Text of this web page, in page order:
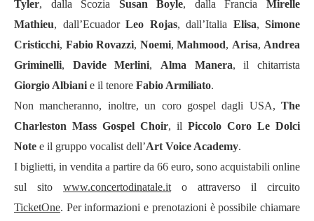
Tyler, dalla Scozia Susan Boyle, dalla FranciaMirelle
Mathieu, dall’Ecuador Leo Rojas, dall’Italia Elisa, Simone
Cristicchi, Fabio Rovazzi, Noemi, Mahmood, Arisa, Andrea
Griminelli, Davide Merlini, Alma Manera, il chitarrista
Giorgio Albiani e il tenore Fabio Armiliato.
Non mancheranno, inoltre, un coro gospel dagli USA, The
Charleston Mass Gospel Choir, il Piccolo Coro Le Dolci
Note e il gruppo vocalist dell’Art Voice Academy.
I biglietti, in vendita a partire da 66 euro, sono acquistabili online
sul sito www.concertodinatale.it o attraverso il circuito
TicketOne. Per informazioni e prenotazioni è possibile chiamare